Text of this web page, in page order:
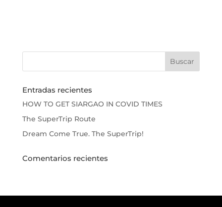
Entradas recientes
HOW TO GET SIARGAO IN COVID TIMES
The SuperTrip Route
Dream Come True. The SuperTrip!
Comentarios recientes